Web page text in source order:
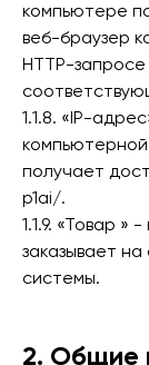
компьютере
веб-браузер
HTTP-
1.1.8. «IP-
компьютерной
получает
p1ai/.
1.1.9. «Товар »
заказывает
системы.
2. Общие